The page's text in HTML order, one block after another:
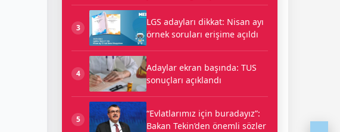
3
LGS adayları dikkat: Nisan ayı
örnek soruları erişime açıldı
4
Adaylar ekran başında: TUS
sonuçları açıklandı
5
“Evlatlarımız için buradayız”:
Bakan Tekin’den önemli sözler